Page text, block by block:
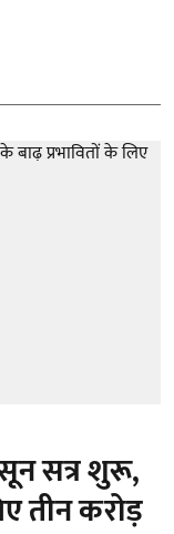
सत्र शुरू,
तीन करोड़